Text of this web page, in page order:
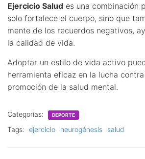
Ejercicio Salud es una combinación
solo fortalece el cuerpo, sino que
mente de los recuerdos negativos,
la calidad de vida.
Adoptar un estilo de vida activo
herramienta eficaz en la lucha
promoción de la salud mental.
Categorias: DEPORTE
Tags: ejercicio neurogénesis salud